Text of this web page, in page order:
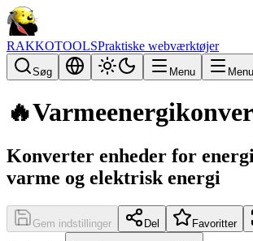
RAKKOTOOLSPraktiske webværktøjer
Søg Menu Menu
🔥
Konverter enheder for
varme og elektrisk energi
Gem indstillinger Del Favoritter